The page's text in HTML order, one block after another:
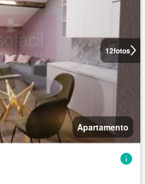
12fotos
Apartamento